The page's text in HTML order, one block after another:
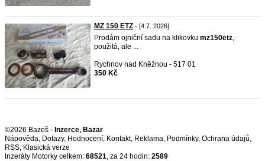
MZ 150 ETZ - [4.7. 2026]
Prodám ojniční sadu na klikovku mz150etz,
použitá, ale ...
Rychnov nad Kněžnou - 517 01
350 Kč
©2026 Bazoš - Inzerce, Bazar
Nápověda, Dotazy, Hodnocení, Kontakt, Reklama, Podmínky, Ochrana údajů,
RSS,
Inzeráty Motorky celkem: 68521, za 24 hodin: 2589